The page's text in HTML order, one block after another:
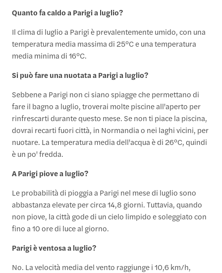
Quanto fa caldo a Parigi a luglio?
Il clima di luglio a Parigi è prevalentemente umido, con una
temperatura media massima di 25°C e una temperatura
media minima di 16°C.
Si può fare una nuotata a Parigi a luglio?
Sebbene a Parigi non ci siano spiagge che permettano di
fare il bagno a luglio, troverai molte piscine all'aperto per
rinfrescarti durante questo mese. Se non ti piace la piscina,
dovrai recarti fuori città, in Normandia o nei laghi vicini, per
nuotare. La temperatura media dell'acqua è di 26°C, quindi
è un po' fredda.
A Parigi piove a luglio?
Le probabilità di pioggia a Parigi nel mese di luglio sono
abbastanza elevate per circa 14,8 giorni. Tuttavia, quando
non piove, la città gode di un cielo limpido e soleggiato con
fino a 10 ore di luce al giorno.
Parigi è ventosa a luglio?
No. La velocità media del vento raggiunge i 10,6 km/h,